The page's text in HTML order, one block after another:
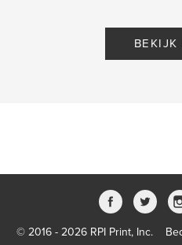
BEKIJK
© 2016 - 2026 RPI Print, Inc.